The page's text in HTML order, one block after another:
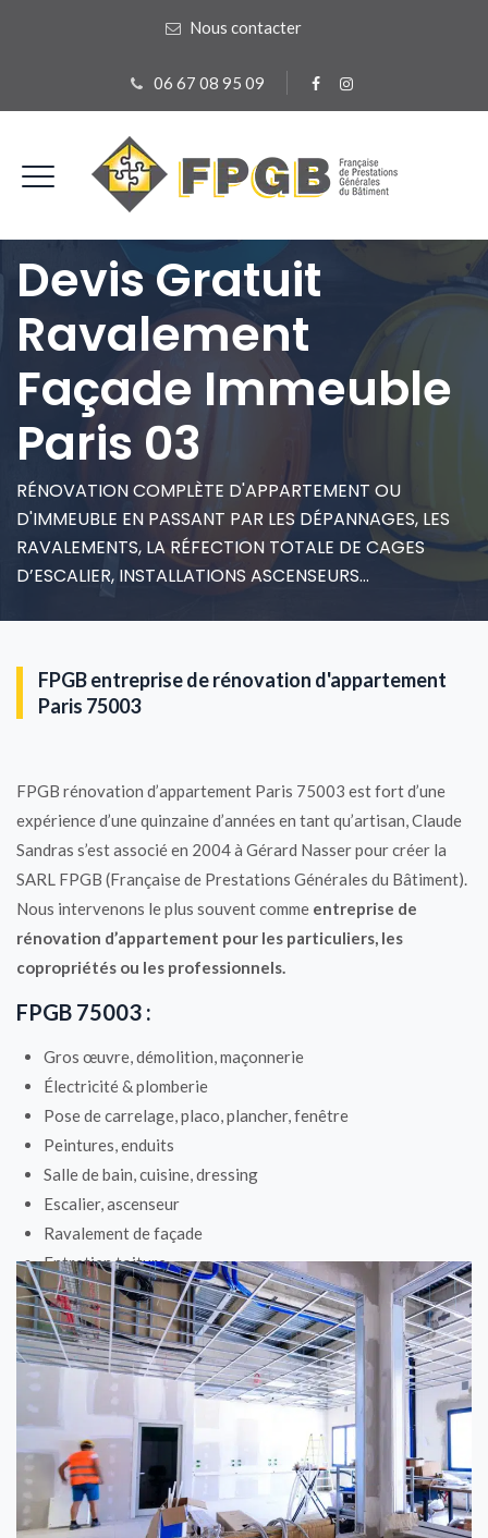
Nous contacter
06 67 08 95 09
Devis Gratuit
Ravalement
Façade Immeuble
Paris 03
RÉNOVATION COMPLÈTE D'APPARTEMENT OU
D'IMMEUBLE EN PASSANT PAR LES DÉPANNAGES, LES
RAVALEMENTS, LA RÉFECTION TOTALE DE CAGES
D’ESCALIER, INSTALLATIONS ASCENSEURS…
FPGB entreprise de rénovation d'appartement
Paris 75003
FPGB rénovation d’appartement Paris 75003 est fort d’une
expérience d’une quinzaine d’années en tant qu’artisan, Claude
Sandras s’est associé en 2004 à Gérard Nasser pour créer la
SARL FPGB (Française de Prestations Générales du Bâtiment).
Nous intervenons le plus souvent comme entreprise de
rénovation d’appartement pour les particuliers, les
copropriétés ou les professionnels.
FPGB 75003 :
Gros œuvre, démolition, maçonnerie
Électricité & plomberie
Pose de carrelage, placo, plancher, fenêtre
Peintures, enduits
Salle de bain, cuisine, dressing
Escalier, ascenseur
Ravalement de façade
Entretien toiture